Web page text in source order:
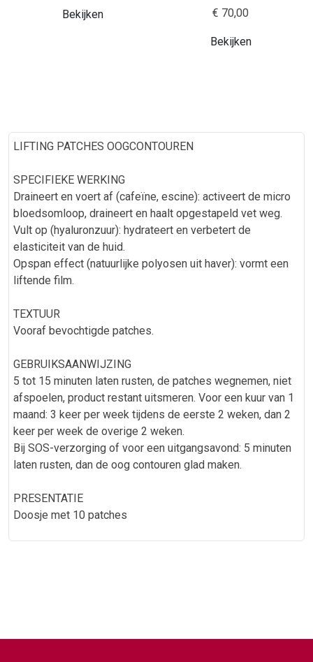
Bekijken € 70,00
Bekijken
LIFTING PATCHES OOGCONTOUREN
SPECIFIEKE WERKING
Draineert en voert af (cafeïne, escine): activeert de micro
bloedsomloop, draineert en haalt opgestapeld vet weg.
Vult op (hyaluronzuur): hydrateert en verbetert de
elasticiteit van de huid.
Opspan effect (natuurlijke polyosen uit haver): vormt een
liftende film.
TEXTUUR
Vooraf bevochtigde patches.
GEBRUIKSAANWIJZING
5 tot 15 minuten laten rusten, de patches wegnemen, niet
afspoelen, product restant uitsmeren. Voor een kuur van 1
maand: 3 keer per week tijdens de eerste 2 weken, dan 2
keer per week de overige 2 weken.
Bij SOS-verzorging of voor een uitgangsavond: 5 minuten
laten rusten, dan de oog contouren glad maken.
PRESENTATIE
Doosje met 10 patches